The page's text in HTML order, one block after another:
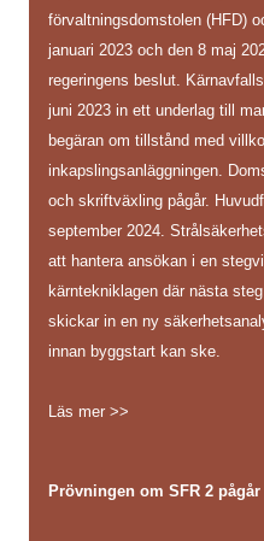
förvaltningsdomstolen (HFD)
januari 2023 och den 8 maj
regeringens beslut.
juni 2023 in ett underlag till
begäran om tillstånd med
inkapslingsanläggningen.
och skriftväxling pågår.
september 2024.
att hantera ansökan i en
kärntekniklagen där nästa
skickar in en ny
innan byggstart kan ske.
Läs mer >>
Prövningen om SFR 2 pågår